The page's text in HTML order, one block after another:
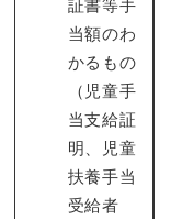
証書等手
当額のわ
かるもの
（児童手
当支給証
明、児童
扶養手当
受給者